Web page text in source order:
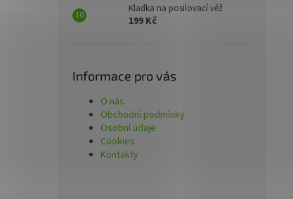
Kladka na posilovací věž
199 Kč
Informace pro vás
O nás
Obchodní podmínky
Osobní údaje
Cookies
Kontakty